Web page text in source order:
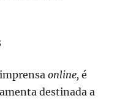
imprensaonline, é
destinada a